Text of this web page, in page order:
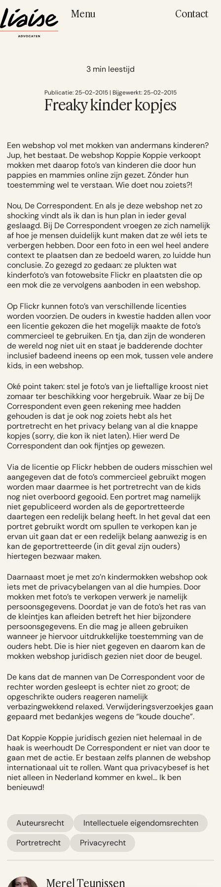
Menu Contact
3 min leestijd
Publicatie: 25-02-2015 | Bijgewerkt: 25-02-2015
Freaky kinder kopjes
Een webshop vol met mokken van andermans kinderen?
Jup, het bestaat. Dewebshop Koppie Koppieverkoopt
mokken met daarop foto’s van kinderen die door hun
pappies en mammies online zijn gezet. Zónder hun
toestemming wel te verstaan. Wie doet nou zoiets?!
Nou, De Correspondent. En als je deze webshop net zo
shocking vindt als ik dan is hun plan in ieder geval
geslaagd. Bij De Correspondent vroegen ze zich namelijk
af hoe je mensen duidelijk kunt maken dat ze wél iets te
verbergen hebben. Door een foto in een wel heel andere
context te plaatsen dan ze bedoeld waren, zo luidde hun
conclusie. Zo gezegd zo gedaan: ze plukten wat
kinderfoto’s vanfotowebsite Flickren plaatsten die op
een mok die ze vervolgens aanboden in een webshop.
Op Flickr kunnen foto’s van verschillende licenties
worden voorzien. De ouders in kwestie hadden allen voor
een licentie gekozen die het mogelijk maakte de foto’s
commercieel te gebruiken. En tja, dan zijn de wonderen
de wereld nog niet uit en staat je badderende dochter
inclusief badeend ineens op een mok, tussen vele andere
kids, in een webshop.
Oké point taken: stel je foto’s van je lieftallige kroost niet
zomaar ter beschikking voor hergebruik. Waar ze bij De
Correspondent even geen rekening mee hadden
gehouden is dat je ook nog zoiets hebt als het
portretrechten het privacy belang van al die knappe
kopjes (sorry, die kon ik niet laten). Hier werd De
Correspondent dan ook fijntjes op gewezen.
Via de licentie op Flickr hebben de ouders misschien wel
aangegeven dat de foto’s commercieel gebruikt mogen
worden maar daarmee is het portretrecht van de kids
nog niet overboord gegooid. Een portret mag namelijk
niet gepubliceerd worden als de geportretteerde
daartegen een redelijk belang heeft. In het geval dat een
portret gebruikt wordt om spullen te verkopen kan je
ervan uit gaan dat er een redelijk belang aanwezig is en
kan de geportretteerde (in dit geval zijn ouders)
hiertegen bezwaar maken.
Daarnaast moet je met zo’n kindermokken webshop ook
iets met de privacybelangen van al die humpies. Door
mokken met foto’s te verkopen verwerk je namelijk
persoonsgegevens. Doordat je van de foto’s het ras van
de kleintjes kan afleiden betreft het hier bijzondere
persoonsgegevens. En die mag je alleen gebruiken
wanneer je hiervoor uitdrukkelijke toestemming van de
ouders hebt. Die is hier niet gegeven en daarom kan de
mokken webshop juridisch gezien niet door de beugel.
De kans dat de mannen van De Correspondent voor de
rechter worden gesleept is echter niet zo groot; de
opgeschrikte ouders reageren namelijk
verbazingwekkend relaxed. Verwijderingsverzoekjes gaan
gepaard met bedankjes wegens de “koude douche”.
Dat Koppie Koppie juridisch gezien niet helemaal in de
haak is weerhoudt De Correspondent er niet van door te
gaan met de actie. Er bestaan zelfs plannen de webshop
internationaal uit te rollen. Want qua privacybesef is het
niet alleen in Nederland kommer en kwel… Ik ben
benieuwd!
Auteursrecht
Intellectuele eigendomsrechten
Portretrecht
Privacyrecht
Merel Teunissen